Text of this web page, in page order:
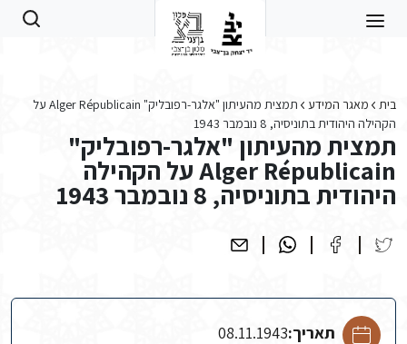
בית מאגר המידע
תמצית מהעיתון "אלגר-רפובליק" Alger Républicain על
הקהילה היהודית בתוניסיה, 8 נובמבר 1943
תמצית מהעיתון "אלגר-רפובליק"
Alger Républicain על הקהילה
היהודית בתוניסיה, 8 נובמבר 1943
תאריך:08.11.1943